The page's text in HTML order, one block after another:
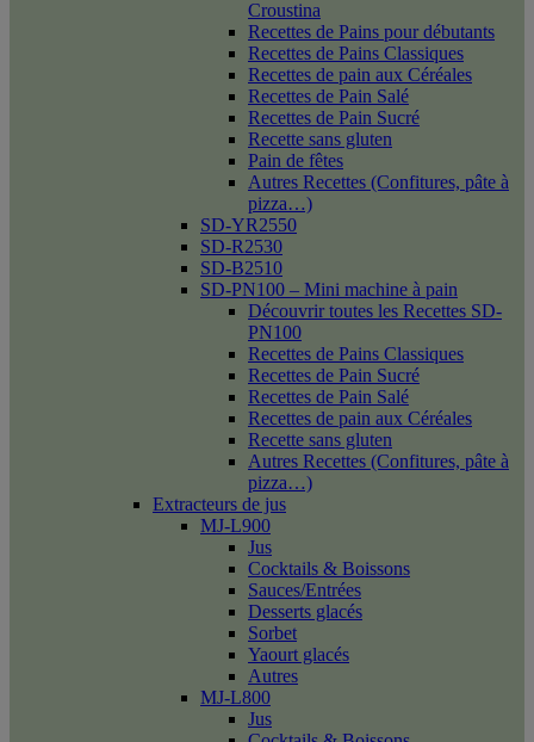
Croustina
Recettes de Pains pour débutants
Recettes de Pains Classiques
Recettes de pain aux Céréales
Recettes de Pain Salé
Recettes de Pain Sucré
Recette sans gluten
Pain de fêtes
Autres Recettes (Confitures, pâte à
pizza…)
SD-YR2550
SD-R2530
SD-B2510
SD-PN100 – Mini machine à pain
Découvrir toutes les Recettes SD-
PN100
Recettes de Pains Classiques
Recettes de Pain Sucré
Recettes de Pain Salé
Recettes de pain aux Céréales
Recette sans gluten
Autres Recettes (Confitures, pâte à
pizza…)
Extracteurs de jus
MJ-L900
Jus
Cocktails & Boissons
Sauces/Entrées
Desserts glacés
Sorbet
Yaourt glacés
Autres
MJ-L800
Jus